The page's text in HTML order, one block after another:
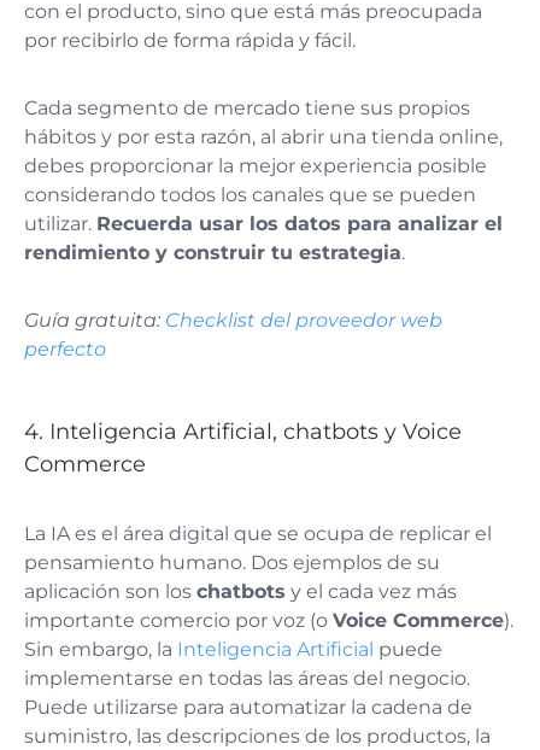
con el producto, sino que está más preocupada
por recibirlo de forma rápida y fácil.
Cada segmento de mercado tiene sus propios
hábitos y por esta razón, al abrir una tienda online,
debes proporcionar la mejor experiencia posible
considerando todos los canales que se pueden
utilizar. Recuerda usar los datos para analizar el
rendimiento y construir tu estrategia.
Guía gratuita: Checklist del proveedor web
perfecto
4. Inteligencia Artificial, chatbots y Voice
Commerce
La IA es el área digital que se ocupa de replicar el
pensamiento humano. Dos ejemplos de su
aplicación son los chatbots y el cada vez más
importante comercio por voz (o Voice Commerce).
Sin embargo, la Inteligencia Artificial puede
implementarse en todas las áreas del negocio.
Puede utilizarse para automatizar la cadena de
suministro, las descripciones de los productos, la